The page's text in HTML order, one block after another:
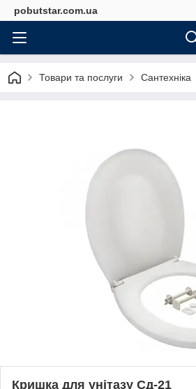
pobutstar.com.ua
Товари та послуги Сантехніка
Кришка для унітазу Сд-21